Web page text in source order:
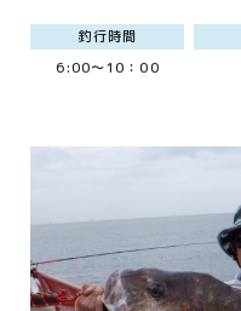
釣行時間
6:00～10：00